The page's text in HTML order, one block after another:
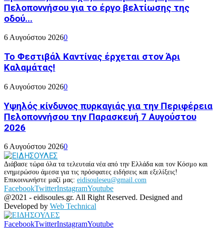
Πελοποννήσου για το έργο βελτίωσης της
οδού...
6 Αυγούστου 20260
Το Φεστιβάλ Καντίνας έρχεται στον Άρι
Καλαμάτας!
6 Αυγούστου 20260
Υψηλός κίνδυνος πυρκαγιάς για την Περιφέρεια
Πελοποννήσου την Παρασκευή 7 Αυγούστου
2026
6 Αυγούστου 20260
Διάβασε τώρα όλα τα τελευταία νέα από την Ελλάδα και τον Κόσμο και
ενημερώσου άμεσα για τις πρόσφατες ειδήσεις και εξελίξεις!
Επικοινωνήστε μαζί μας: eidisouleseu@gmail.com
FacebookTwitterInstagramYoutube
@2021 - eidisoules.gr. All Right Reserved. Designed and
Developed by Web Technical
FacebookTwitterInstagramYoutube